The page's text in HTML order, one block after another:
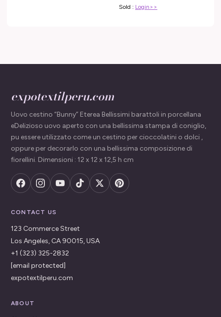
Sold : Login>>
expotextilperu.com
Uovo cestino “Bunny” Eterea Bellissimi barattoli in porcellana
eDelizioso uovo aperto con una bellissima stampa di coniglio,
pu essere utilizzato come un cestino per cioccolatini o dolci ,
oppure per decorarlo con una bellissima composizione di
fiorellini. Dimensioni : 12 x 12 x 12,5 h cm
CONTACT US
123 Commerce Street
Los Angeles, CA 90015, USA
+1 (323) 325-2832
[email protected]
expotextilperu.com
ABOUT